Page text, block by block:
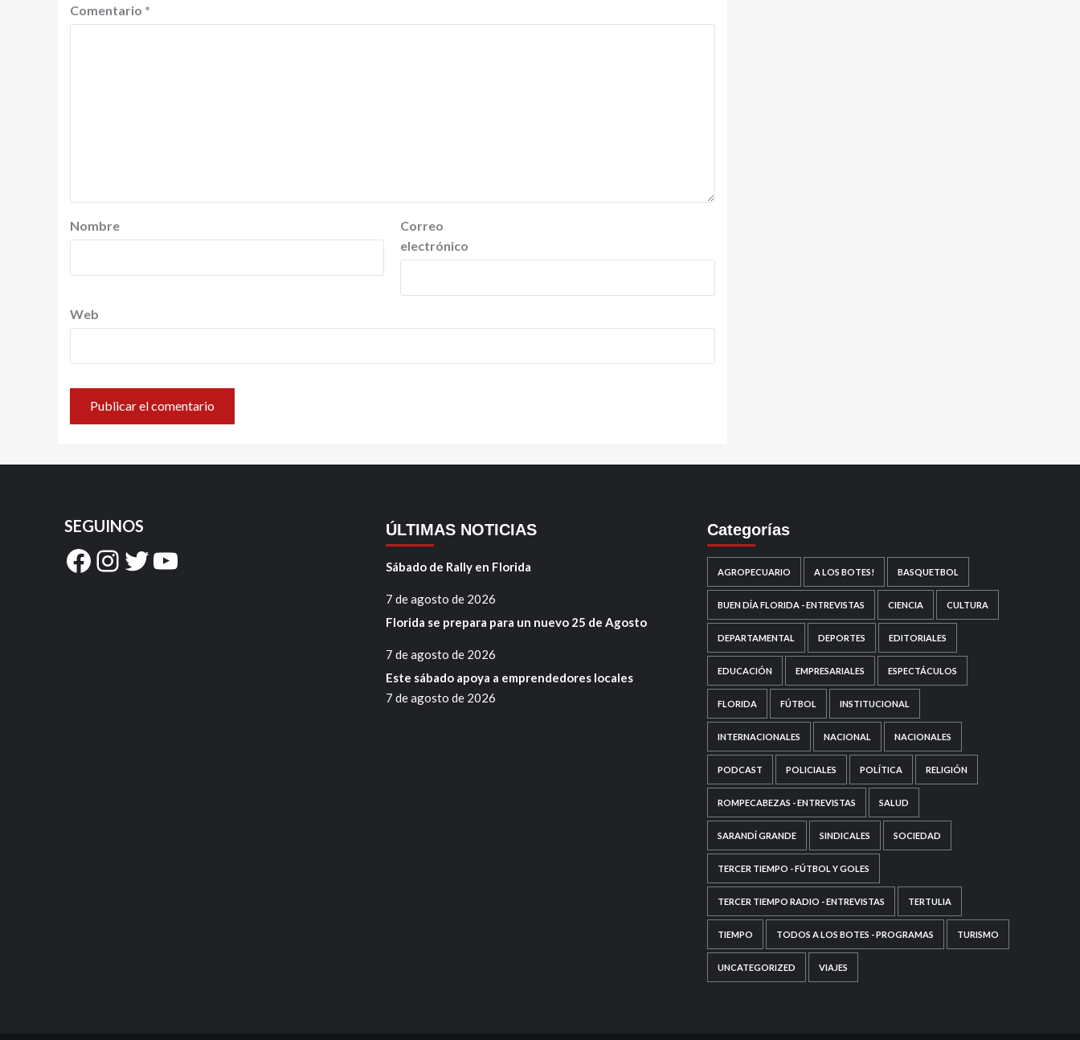
Comentario *
Nombre
Correo
electrónico
Web
SEGUINOS
Facebook
Instagram
Twitter
YouTube
ÚLTIMAS NOTICIAS
Sábado de Rally en Florida
7 de agosto de 2026
Florida se prepara para un nuevo 25 de Agosto
7 de agosto de 2026
Este sábado apoya a emprendedores locales
7 de agosto de 2026
Categorías
AGROPECUARIO A LOS BOTES! BASQUETBOL
BUEN DÍA FLORIDA - ENTREVISTAS CIENCIA CULTURA
DEPARTAMENTAL DEPORTES EDITORIALES
EDUCACIÓN EMPRESARIALES ESPECTÁCULOS
FLORIDA FÚTBOL INSTITUCIONAL
INTERNACIONALES NACIONAL NACIONALES
PODCAST POLICIALES POLÍTICA RELIGIÓN
ROMPECABEZAS - ENTREVISTAS SALUD
SARANDÍ GRANDE SINDICALES SOCIEDAD
TERCER TIEMPO - FÚTBOL Y GOLES
TERCER TIEMPO RADIO - ENTREVISTAS TERTULIA
TIEMPO TODOS A LOS BOTES - PROGRAMAS TURISMO
UNCATEGORIZED VIAJES